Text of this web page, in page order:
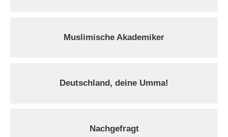
Muslimische Akademiker
Deutschland, deine Umma!
Nachgefragt